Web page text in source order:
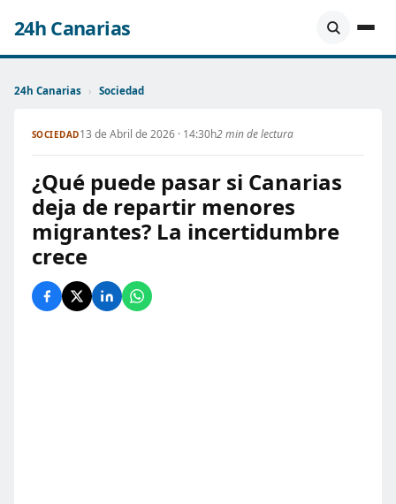
24h Canarias
24h Canarias › Sociedad
SOCIEDAD13 de Abril de 2026 · 14:30h2 min de lectura
¿Qué puede pasar si Canarias
deja de repartir menores
migrantes? La incertidumbre
crece